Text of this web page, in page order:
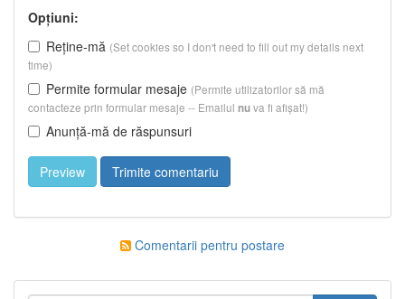
Opțiuni:
Reține-mă (Set cookies so I don't need to fill out my details next
time)
Permite formular mesaje (Permite utilizatorilor să mă
contacteze prin formular mesaje -- Emailul nuva fi afișat!)
Anunță-mă de răspunsuri
Comentarii pentru postare